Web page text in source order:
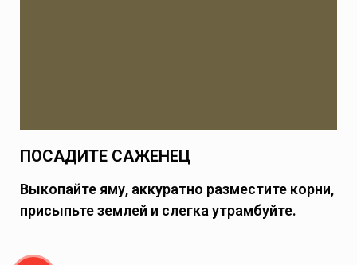
ПОСАДИТЕ САЖЕНЕЦ
Выкопайте яму, аккуратно разместите корни,
присыпьте землей и слегка утрамбуйте.